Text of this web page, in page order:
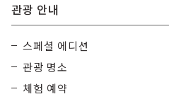
관광 안내
스페셜 에디션
관광 명소
체험 예약